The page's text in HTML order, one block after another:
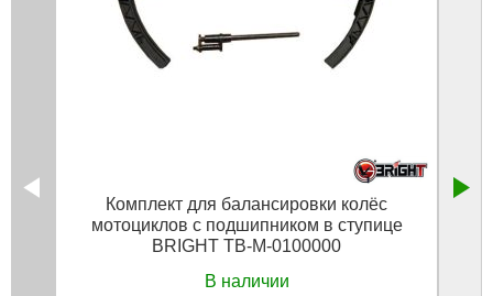
Комплект для балансировки колёс
мотоциклов с подшипником в ступице
BRIGHT TB-M-0100000
В наличии